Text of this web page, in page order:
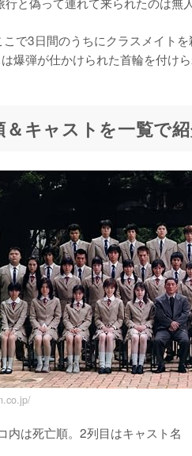
で3日間のうちにクラスメイトを
爆弾が仕かけられた首輪を付け
キャストを一覧で紹
内は死亡順。2列目はキャスト名